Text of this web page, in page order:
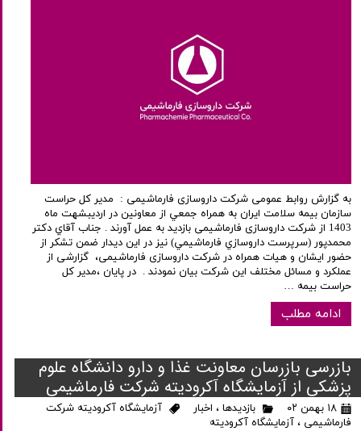
به گزارش روابط عمومی شرکت داروسازی فارماشیمی : مدير كل حراست
سازمان بيمه سلامت ايران به همراه جمعي از معاونين در اردیبشهت ماه
1403 از شرکت داروسازی فارماشیمی بازدید به عمل آورند . جناب آقاي دكتر
محمدپور (سرپرست داروسازي فارماشيمي) نیز در این دیدار ضمن تشکر از
حضور ایشان و هیات همراه در شرکت داروسازی فارماشیمی، گزارشی از
عملکرد و مسائل مختلف این شرکت بیان نمودند . در پایان ،مدير كل
حراست بيمه …
ادامه مطلب
بازرسی بازرسان معاونت غذا و دارو دانشگاه علوم
پزشکی از آزمایشگاه آکرودیته شرکت فارماشیمی
۱۸ بهمن ۰۲ بازدیدها ، اخبار
آزمایشگاه آکرودیته شرکت
فارماشیمی ، آزمایشگاه آکرودیته